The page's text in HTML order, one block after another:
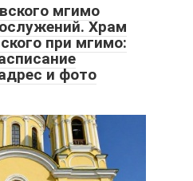
мгимо
Храм
при мгимо:
и фото